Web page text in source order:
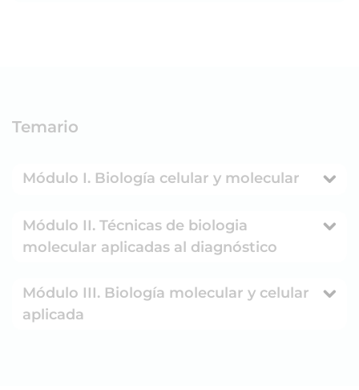
Temario
Módulo I. Biología celular y molecular
Módulo II. Técnicas de biologia
molecular aplicadas al diagnóstico
Módulo III. Biología molecular y celular
aplicada